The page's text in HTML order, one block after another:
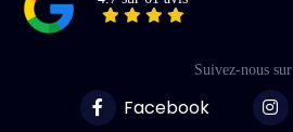
Suivez-nous sur
Facebook